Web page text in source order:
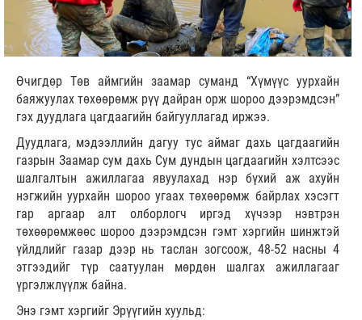
Өчигдөр Төв аймгийн заамар суманд “Хүмүүс уурхайн
баяжуулах төхөөрөмж рүү дайран орж шороо дээрэмдсэн”
гэх дуудлага цагдаагийн байгууллагад иржээ.
Дуудлага, мэдээллийн дагуу тус аймаг дахь цагдаагийн
газрын Заамар сум дахь Сум дундын цагдаагийн хэлтсээс
шалгалтын ажиллагаа явуулахад нэр бүхий аж ахуйн
нэгжийн уурхайн шороо угаах төхөөрөмж байрлах хэсэгт
гар аргаар алт олборлогч иргэд хүчээр нэвтрэн
төхөөрөмжөөс шороо дээрэмдсэн гэмт хэргийн шинжтэй
үйлдлийг газар дээр нь таслан зогсоож, 48-52 насны 4
этгээдийг түр саатуулан мөрдөн шалгах ажиллагааг
үргэлжлүүлж байна.
Энэ гэмт хэргийг Эрүүгийн хуульд: